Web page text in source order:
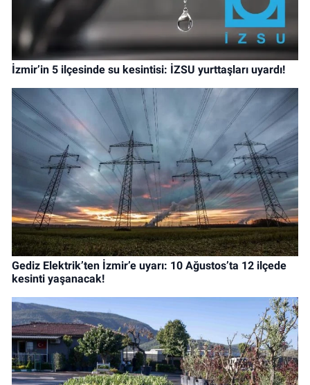
İzmir’in 5 ilçesinde su kesintisi: İZSU yurttaşları uyardı!
Gediz Elektrik’ten İzmir’e uyarı: 10 Ağustos’ta 12 ilçede
kesinti yaşanacak!